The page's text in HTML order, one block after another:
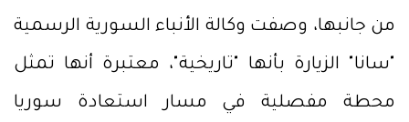
من جانبها، وصفت وكالة الأنباء السورية الرسمية
"سانا" الزيارة بأنها "تاريخية"، معتبرة أنها تمثل
محطة مفصلية في مسار استعادة سوريا